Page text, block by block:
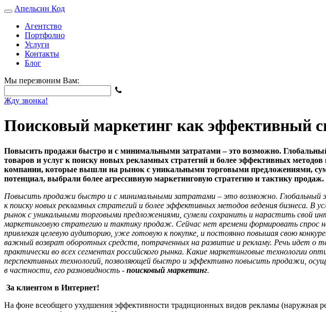
Апельсин Код
Агентство
Портфолио
Услуги
Контакты
Блог
Мы перезвоним Вам:
Жду звонка!
Поисковый маркетинг как эффективный
Повысить продажи быстро и с минимальными затратами – это возможно.
товаров и услуг к поиску новых рекламных стратегий и более эффективных
компании, которые вышли на рынок с уникальными торговыми предложениями,
потенциал, выбрали более агрессивную маркетинговую стратегию и тактику продаж.
Повысить продажи быстро и с минимальными затратами – это возможно. Глобальный
к поиску новых рекламных стратегий и более эффективных методов ведения бизнеса. В
рынок с уникальными торговыми предложениями, сумели сохранить и нарастить свой
маркетинговую стратегию и тактику продаж. Сейчас нет времени формировать спрос
привлекая целевую аудиторию, уже готовую к покупке, и постоянно повышая свою
важный возврат оборотных средств, потраченных на развитие и рекламу. Речь идет о
практически во всех сегментах российского рынка. Какие маркетинговые технологии
перспективных технологий, позволяющей быстро и эффективно повысить продажи,
в частности, его разновидность - поисковый маркетинг.
За клиентом в Интернет!
На фоне всеобщего ухудшения эффективности традиционных видов рекламы (наружная